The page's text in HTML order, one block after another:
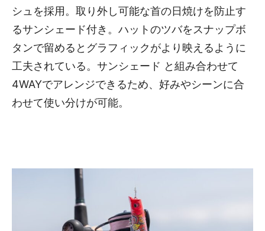
シュを採用。取り外し可能な首の日焼けを防止す
るサンシェード付き。ハットのツバをスナップボ
タンで留めるとグラフィックがより映えるように
工夫されている。サンシェード と組み合わせて
4WAYでアレンジできるため、好みやシーンに合
わせて使い分けが可能。